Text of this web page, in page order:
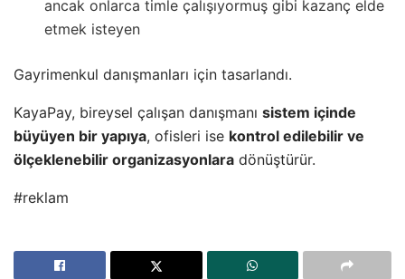
ancak onlarca timle çalışıyormuş gibi kazanç elde
etmek isteyen
Gayrimenkul danışmanları için tasarlandı.
KayaPay, bireysel çalışan danışmanı sistem içinde
büyüyen bir yapıya, ofisleri ise kontrol edilebilir ve
ölçeklenebilir organizasyonlara dönüştürür.
#reklam